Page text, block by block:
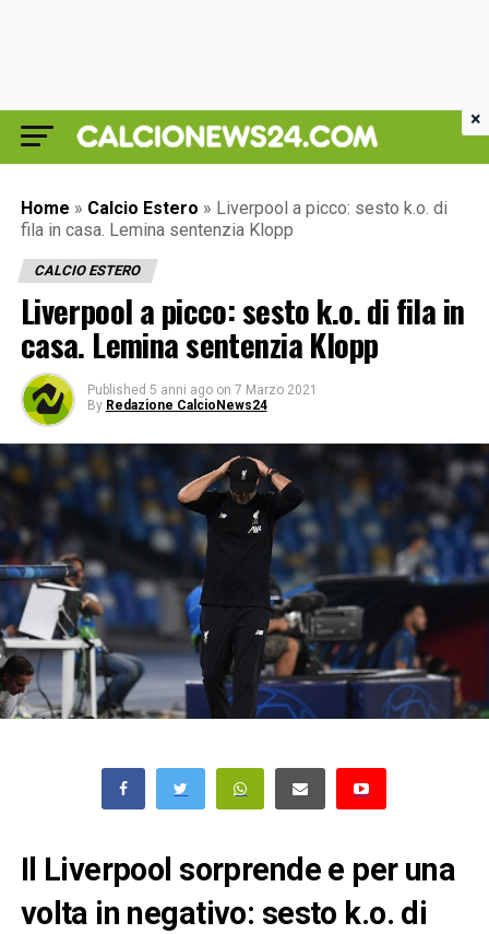
Home » Calcio Estero » Liverpool a picco: sesto k.o. di
fila in casa. Lemina sentenzia Klopp
CALCIO ESTERO
Liverpool a picco: sesto k.o. di fila in
casa. Lemina sentenzia Klopp
Published 5 anni ago on 7 Marzo 2021
By Redazione CalcioNews24
Il Liverpool sorprende e per una
volta in negativo: sesto k.o. di
×